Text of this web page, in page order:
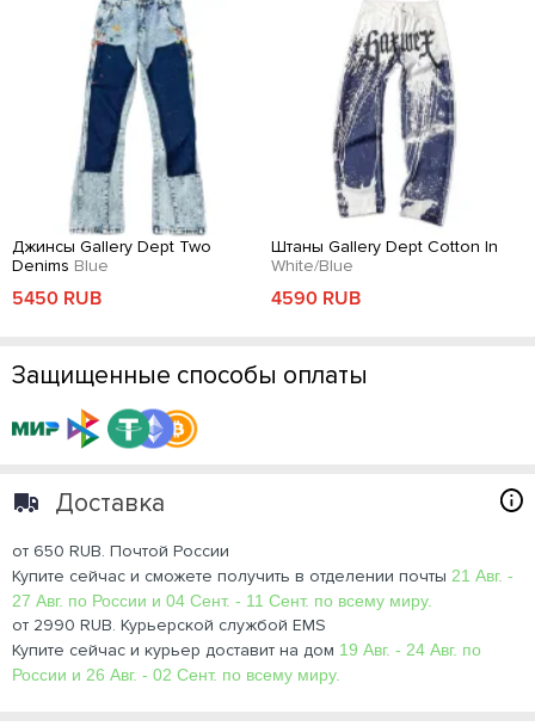
Джинсы Gallery Dept Two
Denims Blue
5450 RUB
Штаны Gallery Dept Cotton In
White/Blue
4590 RUB
Защищенные способы оплаты
Доставка
от 650 RUB. Почтой России
Купите сейчас и сможете получить в отделении почты 21 Авг. -
27 Авг. по России и 04 Сент. - 11 Сент. по всему миру.
от 2990 RUB. Курьерской службой EMS
Купите сейчас и курьер доставит на дом 19 Авг. - 24 Авг. по
России и 26 Авг. - 02 Сент. по всему миру.